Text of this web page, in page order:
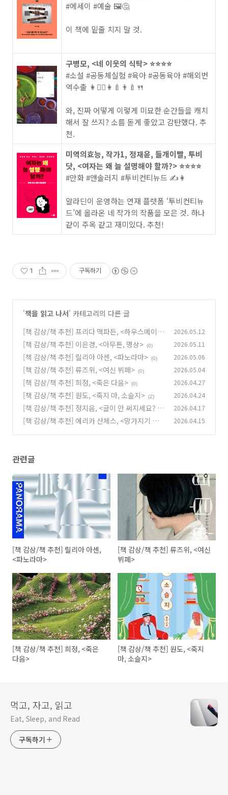
#에세이 #예술 🖼️🤔
이 책에 밑줄 치지 말 것.
구병모, <네 이웃의 식탁> ⭐️⭐️⭐️⭐️
#소설 #공동체실험 #육아 #공동육아 #해외번
역수출 👩👱‍♂️👩‍🍼👨‍🍼🍴
와, 진짜 어떻게 이렇게 미묘한 순간들을 캐치
해서 잘 쓰지? 소름 돋게 좋았고 감탄했다. 추
천.
미역의효능, 작가1, 정재윤, 들개이빨, 투비
닷, <여자는 왜 늘 설명해야 할까?> ⭐️⭐️⭐️⭐️
#만화 #앤솔러지 #투비컨티뉴드 ✍️👩
알라딘이 운영하는 연재 플랫폼 ‘투비컨티뉴
드’에 올라온 네 작가의 작품을 모은 것. 하나
같이 주옥 같고 재미있다. 추천!
1 구독하기
'책을 읽고 나서' 카테고리의 다른 글
[책 감상/책 추천] 프리다 맥파든, <하우스메이드
> (0)
2026.05.12
[책 감상/책 추천] 이은경, <아무튼, 명상> (0) 2026.05.11
[책 감상/책 추천] 릴리아 아센, <파노라마> (0) 2026.05.06
[책 감상/책 추천] 류즈위, <여신 뷔페> (0) 2026.05.04
[책 감상/책 추천] 희정, <죽은 다음> (0) 2026.04.27
[책 감상/책 추천] 원도, <죽지 마, 소슬지> (2) 2026.04.24
[책 감상/책 추천] 정지음, <글이 안 써지세요? 저
도요> (0)
2026.04.17
[책 감상/책 추천] 에리카 산체스, <망가지기 쉬
2026.04.15
관련글
[책 감상/책 추천] 릴리아 아센,
<파노라마>
[책 감상/책 추천] 류즈위, <여신
뷔페>
[책 감상/책 추천] 희정, <죽은
다음>
[책 감상/책 추천] 원도, <죽지
마, 소슬지>
먹고, 자고, 읽고
Eat, Sleep, and Read
구독하기